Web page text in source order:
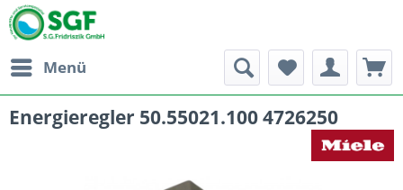
Menü
Energieregler 50.55021.100 4726250